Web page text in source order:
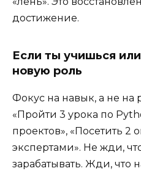
достижение.
Если ты учишься
новую роль
Фокус на навык, а не на
«Пройти 3 урока по
проектов», «Посетить 2
экспертами». Не жди,
зарабатывать. Жди, что